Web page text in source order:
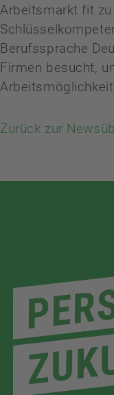
Arbeitsmarkt fit
Berufssprache
Firmen besucht,
Zurück zur